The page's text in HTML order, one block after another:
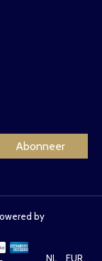
Abonneer
by
NL EUR